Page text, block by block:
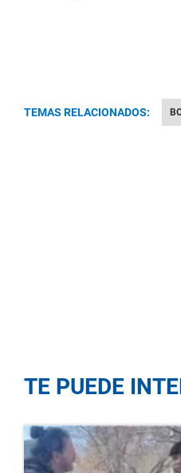
TEMAS RELACIONADOS:
TE PUEDE